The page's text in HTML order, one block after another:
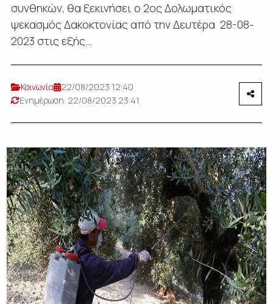
συνθηκών, θα ξεκινήσει ο 2ος Δολωματικός
ψεκασμός Δακοκτονίας από την Δευτέρα 28-08-
2023 στις εξής...
Κοινωνία
22/08/2023 12:40
Ενημέρωση: 22/08/2023 23:41